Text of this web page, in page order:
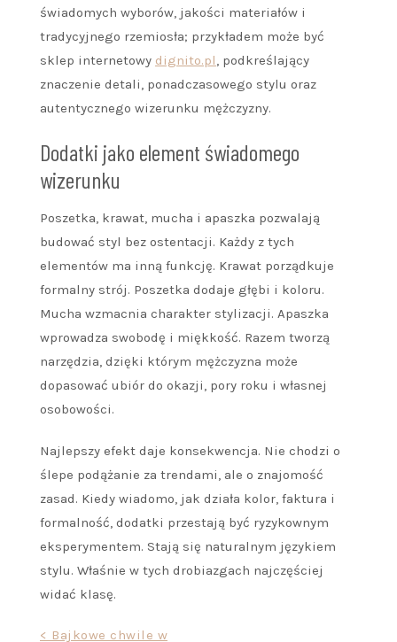
świadomych wyborów, jakości materiałów i
tradycyjnego rzemiosła; przykładem może być
sklep internetowy dignito.pl, podkreślający
znaczenie detali, ponadczasowego stylu oraz
autentycznego wizerunku mężczyzny.
Dodatki jako element świadomego
wizerunku
Poszetka, krawat, mucha i apaszka pozwalają
budować styl bez ostentacji. Każdy z tych
elementów ma inną funkcję. Krawat porządkuje
formalny strój. Poszetka dodaje głębi i koloru.
Mucha wzmacnia charakter stylizacji. Apaszka
wprowadza swobodę i miękkość. Razem tworzą
narzędzia, dzięki którym mężczyzna może
dopasować ubiór do okazji, pory roku i własnej
osobowości.
Najlepszy efekt daje konsekwencja. Nie chodzi o
ślepe podążanie za trendami, ale o znajomość
zasad. Kiedy wiadomo, jak działa kolor, faktura i
formalność, dodatki przestają być ryzykownym
eksperymentem. Stają się naturalnym językiem
stylu. Właśnie w tych drobiazgach najczęściej
widać klasę.
< Bajkowe chwile w